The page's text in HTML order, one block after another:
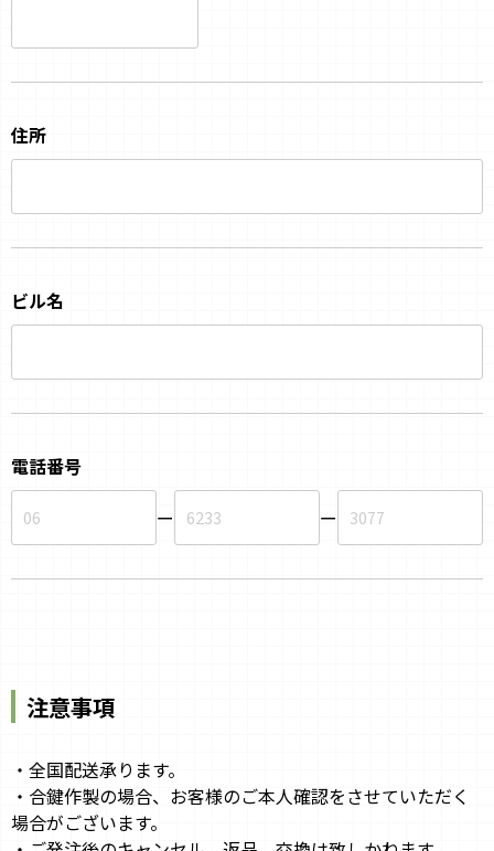
住所
ビル名
電話番号
ー
ー
注意事項
・全国配送承ります。
・合鍵作製の場合、お客様のご本人確認をさせていただく
場合がございます。